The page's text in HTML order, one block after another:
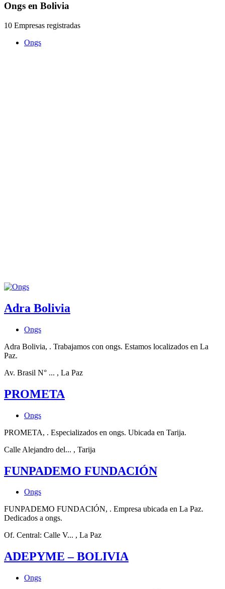
Ongs en Bolivia
10 Empresas registradas
Ongs
Adra Bolivia
Ongs
Adra Bolivia, . Trabajamos con ongs. Estamos localizados en La
Paz.
Av. Brasil N° ... , La Paz
PROMETA
Ongs
PROMETA, . Especializados en ongs. Ubicada en Tarija.
Calle Alejandro del... , Tarija
FUNPADEMO FUNDACIÓN
Ongs
FUNPADEMO FUNDACIÓN, . Empresa ubicada en La Paz.
Dedicados a ongs.
Of. Central: Calle V... , La Paz
ADEPYME – BOLIVIA
Ongs